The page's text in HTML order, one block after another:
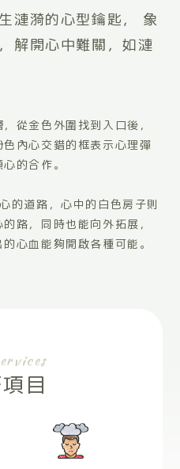
漣漪的心型鑰匙，
象
解開心中難關，如漣
從金色外圍找到入口後，
內心交錯的框表示心理彈
的合作。
的道路，心中的白色房子則
路，同時也能向外拓展，
心血能夠開啟各種可能。
目